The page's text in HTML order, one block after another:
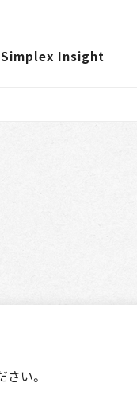
Simplex Insight